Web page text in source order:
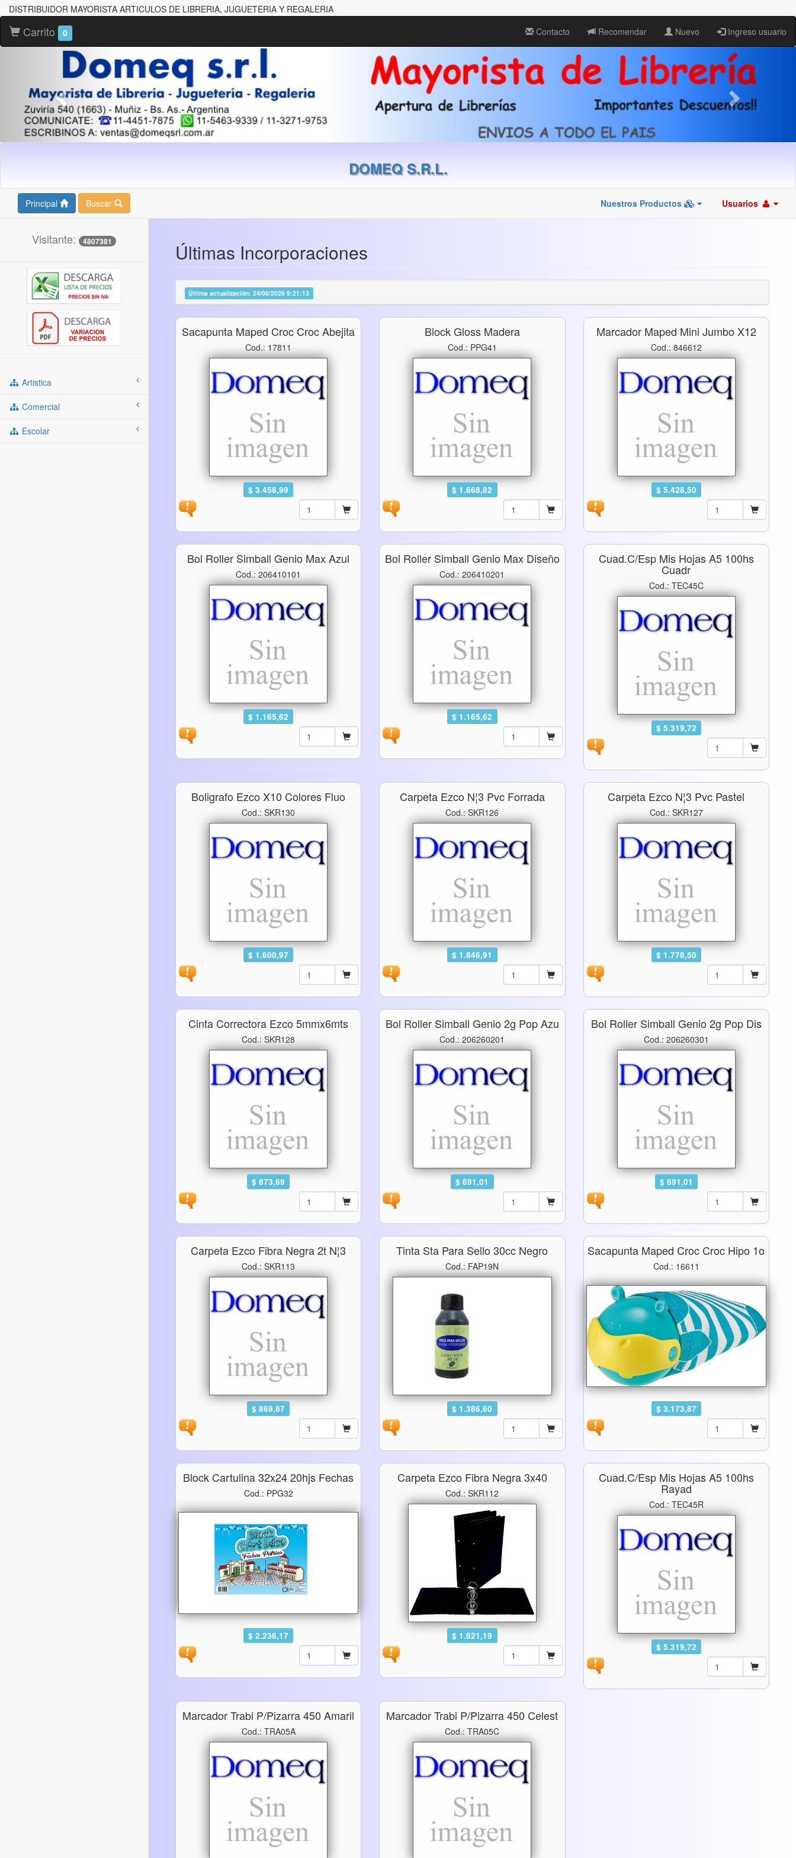
DISTRIBUIDOR MAYORISTA ARTICULOS DE LIBRERIA, JUGUETERIA Y REGALERIA
Carrito 0 Contacto Recomendar Nuevo Ingreso usuario
DOMEQ S.R.L.
Principal Buscar Nuestros Productos Usuarios
Visitante: 4807381
Artistica
Comercial
Escolar
Últimas Incorporaciones
Última actualización: 24/06/2026 9:21:13
Sacapunta Maped Croc Croc Abejita
Cod.: 17811
$ 3.458,99
Block Gloss Madera
Cod.: PPG41
$ 1.668,82
Marcador Maped Mini Jumbo X12
Cod.: 846612
$ 5.428,50
Bol Roller Simball Genio Max Azul
Cod.: 206410101
$ 1.165,62
Bol Roller Simball Genio Max Diseño
Cod.: 206410201
$ 1.165,62
Cuad.c/esp Mis Hojas A5 100hs
Cuadr
Cod.: TEC45C
$ 5.319,72
Boligrafo Ezco X10 Colores Fluo
Cod.: SKR130
$ 1.600,97
Carpeta Ezco N¦3 Pvc Forrada
Cod.: SKR126
$ 1.846,91
Carpeta Ezco N¦3 Pvc Pastel
Cod.: SKR127
$ 1.778,50
Cinta Correctora Ezco 5mmx6mts
Cod.: SKR128
$ 873,69
Bol Roller Simball Genio 2g Pop Azu
Cod.: 206260201
$ 691,01
Bol Roller Simball Genio 2g Pop Dis
Cod.: 206260301
$ 691,01
Carpeta Ezco Fibra Negra 2t N¦3
Cod.: SKR113
$ 869,87
Tinta Sta Para Sello 30cc Negro
Cod.: FAP19N
$ 1.386,60
Sacapunta Maped Croc Croc Hipo 1o
Cod.: 16611
$ 3.173,87
Block Cartulina 32x24 20hjs Fechas
Cod.: PPG32
$ 2.236,17
Carpeta Ezco Fibra Negra 3x40
Cod.: SKR112
$ 1.921,19
Cuad.c/esp Mis Hojas A5 100hs
Rayad
Cod.: TEC45R
$ 5.319,72
Marcador Trabi P/pizarra 450 Amaril
Cod.: TRA05A
Marcador Trabi P/pizarra 450 Celest
Cod.: TRA05C